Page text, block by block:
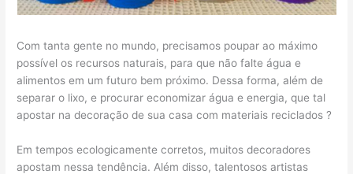
Com tanta gente no mundo, precisamos poupar ao máximo
possível os recursos naturais, para que não falte água e
alimentos em um futuro bem próximo. Dessa forma, além de
separar o lixo, e procurar economizar água e energia, que tal
apostar na decoração de sua casa com materiais reciclados ?
Em tempos ecologicamente corretos, muitos decoradores
apostam nessa tendência. Além disso, talentosos artistas